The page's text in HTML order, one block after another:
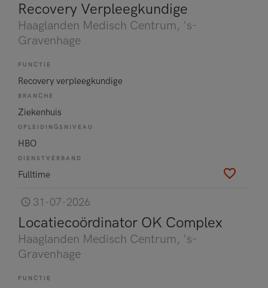
Recovery Verpleegkundige
Haaglanden Medisch Centrum, 's-
Gravenhage
FUNCTIE
Recovery verpleegkundige
BRANCHE
Ziekenhuis
OPLEIDINGSNIVEAU
HBO
DIENSTVERBAND
Fulltime
31-07-2026
Locatiecoördinator OK Complex
Haaglanden Medisch Centrum, 's-
Gravenhage
FUNCTIE